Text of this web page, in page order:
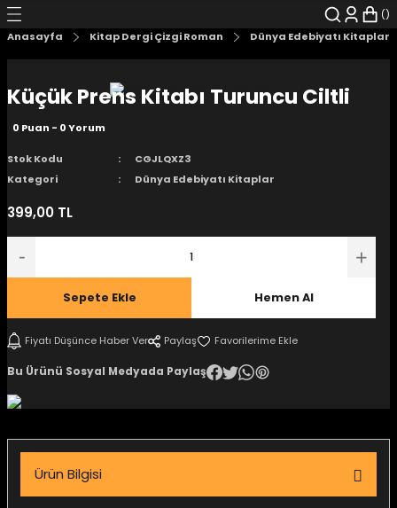
Karakter
Anasayfa Kitap Dergi Çizgi Roman Dünya Edebiyatı Kitaplar
Küçük Prens Kitabı Turuncu Ciltli
0 Puan - 0 Yorum
Stok Kodu
CGJLQXZ3
Kategori
Dünya Edebiyatı Kitaplar
399,00 TL
Sepete Ekle Hemen Al
Fiyatı Düşünce Haber Ver Paylaş
Bu Ürünü Sosyal Medyada Paylaş
Ürün Bilgisi